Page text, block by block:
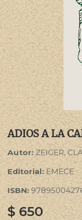
ADIOS A LA
Autor: ZEIGER,
Editorial: EMECE
ISBN:
$650